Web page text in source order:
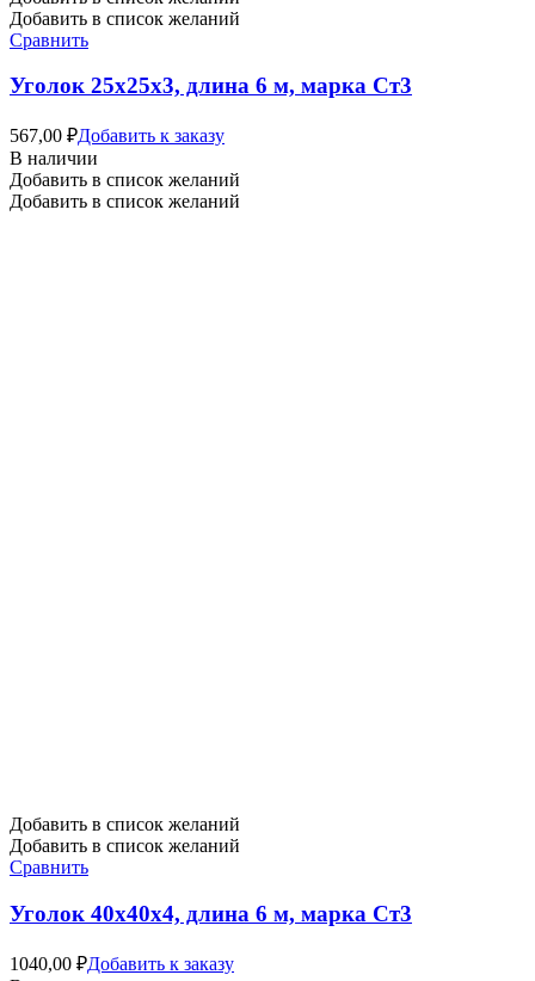
Добавить в список желаний
Сравнить
Уголок 25х25х3, длина 6 м, марка Ст3
567,00 ₽Добавить к заказу
В наличии
Добавить в список желаний
Добавить в список желаний
Добавить в список желаний
Добавить в список желаний
Сравнить
Уголок 40х40х4, длина 6 м, марка Ст3
1040,00 ₽Добавить к заказу